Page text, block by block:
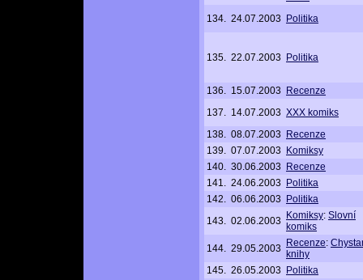
134. 24.07.2003 Politika
135. 22.07.2003 Politika
136. 15.07.2003 Recenze
137. 14.07.2003 XXX komiks
138. 08.07.2003 Recenze
139. 07.07.2003 Komiksy
140. 30.06.2003 Recenze
141. 24.06.2003 Politika
142. 06.06.2003 Politika
143. 02.06.2003 Komiksy: Slovní
komiks
144. 29.05.2003 Recenze:
knihy
145. 26.05.2003 Politika